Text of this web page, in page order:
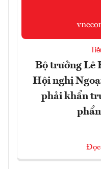
Bộ trưởng Lê
Hội nghị
phải khẩn